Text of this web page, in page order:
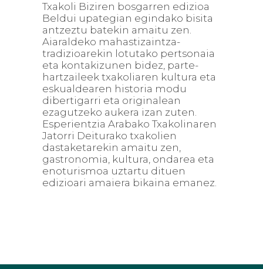
Txakoli Biziren bosgarren edizioa
Beldui upategian egindako bisita
antzeztu batekin amaitu zen.
Aiaraldeko mahastizaintza-
tradizioarekin lotutako pertsonaia
eta kontakizunen bidez, parte-
hartzaileek txakoliaren kultura eta
eskualdearen historia modu
dibertigarri eta originalean
ezagutzeko aukera izan zuten.
Esperientzia Arabako Txakolinaren
Jatorri Deiturako txakolien
dastaketarekin amaitu zen,
gastronomia, kultura, ondarea eta
enoturismoa uztartu dituen
edizioari amaiera bikaina emanez.